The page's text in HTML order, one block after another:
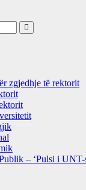
zgjedhje të rektorit
– ‘Pulsi i UNT-